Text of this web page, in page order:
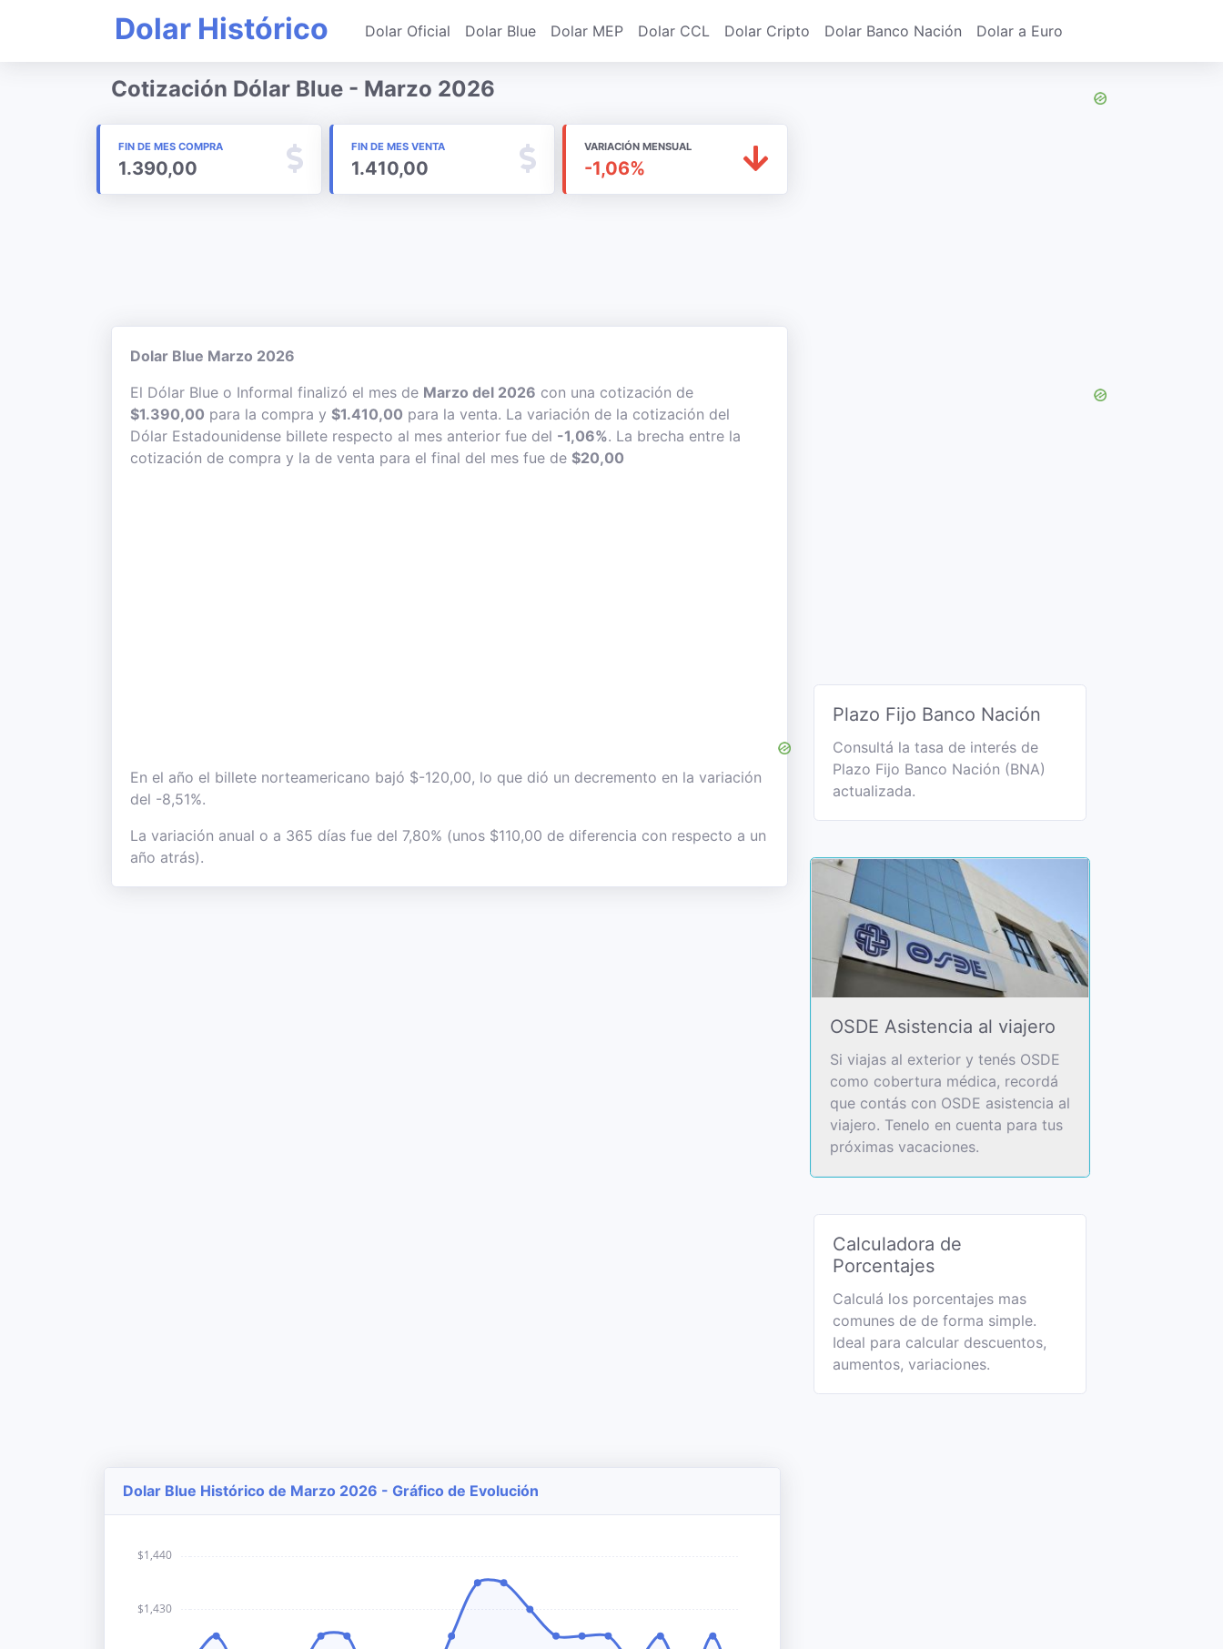
Dolar Histórico Dolar Oficial Dolar Blue Dolar MEP Dolar CCL Dolar Cripto Dolar Banco Nación Dolar a Euro
Cotización Dólar Blue - Marzo 2026
FIN DE MES COMPRA
1.390,00
FIN DE MES VENTA
1.410,00
VARIACIÓN MENSUAL
-1,06%
Dolar Blue Marzo 2026
El Dólar Blue o Informal finalizó el mes de Marzo del 2026 con una cotización de
$1.390,00 para la compra y $1.410,00 para la venta. La variación de la cotización del
Dólar Estadounidense billete respecto al mes anterior fue del -1,06%. La brecha entre la
cotización de compra y la de venta para el final del mes fue de $20,00
En el año el billete norteamericano bajó $-120,00, lo que dió un decremento en la variación
del -8,51%.
La variación anual o a 365 días fue del 7,80% (unos $110,00 de diferencia con respecto a un
año atrás).
Dolar Blue Histórico de Marzo 2026 - Gráfico de Evolución
Plazo Fijo Banco Nación
Consultá la tasa de interés de
Plazo Fijo Banco Nación (BNA)
actualizada.
OSDE Asistencia al viajero
Si viajas al exterior y tenés OSDE
como cobertura médica, recordá
que contás con OSDE asistencia al
viajero. Tenelo en cuenta para tus
próximas vacaciones.
Calculadora de
Porcentajes
Calculá los porcentajes mas
comunes de de forma simple.
Ideal para calcular descuentos,
aumentos, variaciones.